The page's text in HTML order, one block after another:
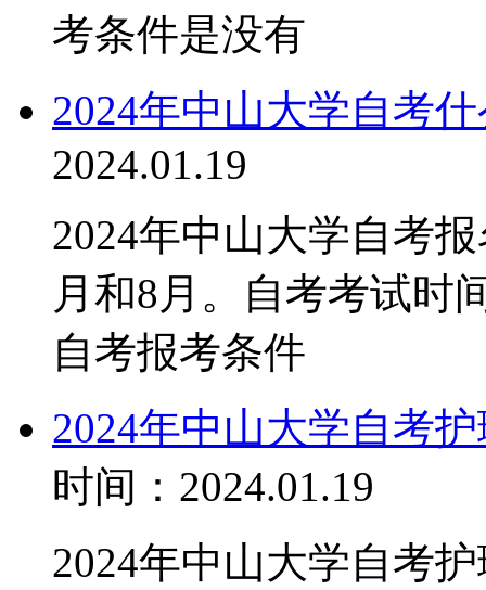
考条件是没有
2024年中山大学自考
2024.01.19
2024年中山大学自考
月和8月。自考考试时
自考报考条件
2024年中山大学自考
时间：2024.01.19
2024年中山大学自考